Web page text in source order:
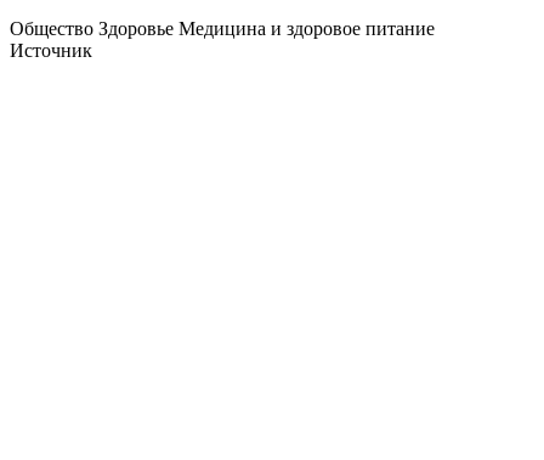
Общество Здоровье Медицина и здоровое питание
Источник